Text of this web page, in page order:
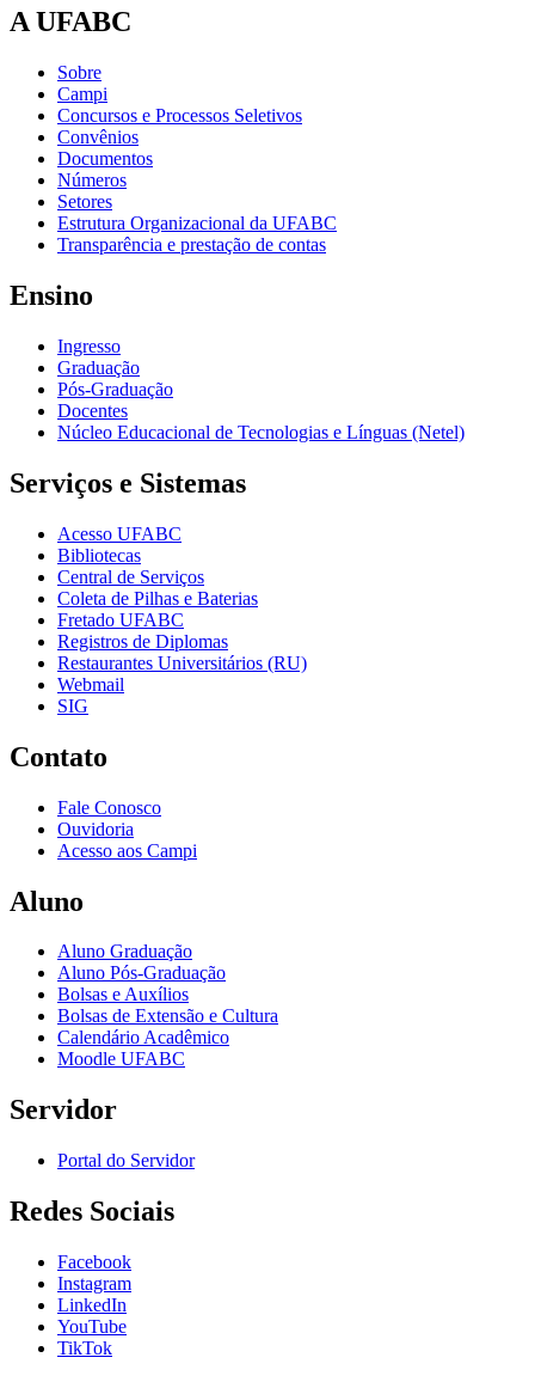
A UFABC
Sobre
Campi
Concursos e Processos Seletivos
Convênios
Documentos
Números
Setores
Estrutura Organizacional da UFABC
Transparência e prestação de contas
Ensino
Ingresso
Graduação
Pós-Graduação
Docentes
Núcleo Educacional de Tecnologias e Línguas (Netel)
Serviços e Sistemas
Acesso UFABC
Bibliotecas
Central de Serviços
Coleta de Pilhas e Baterias
Fretado UFABC
Registros de Diplomas
Restaurantes Universitários (RU)
Webmail
SIG
Contato
Fale Conosco
Ouvidoria
Acesso aos Campi
Aluno
Aluno Graduação
Aluno Pós-Graduação
Bolsas e Auxílios
Bolsas de Extensão e Cultura
Calendário Acadêmico
Moodle UFABC
Servidor
Portal do Servidor
Redes Sociais
Facebook
Instagram
LinkedIn
YouTube
TikTok